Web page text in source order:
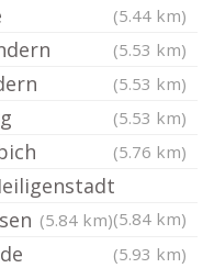
(5.44 km)
(5.53 km)
(5.53 km)
(5.53 km)
(5.76 km)
(5.84 km)
(5.84 km)
(5.93 km)